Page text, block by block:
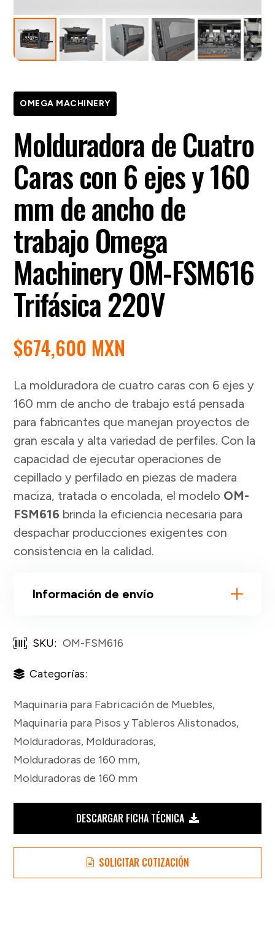
OMEGA MACHINERY
Molduradora de Cuatro
Caras con 6 ejes y 160
mm de ancho de
trabajo Omega
Machinery OM-FSM616
Trifásica 220V
$674,600 MXN
La molduradora de cuatro caras con 6 ejes y
160 mm de ancho de trabajo está pensada
para fabricantes que manejan proyectos de
gran escala y alta variedad de perfiles. Con la
capacidad de ejecutar operaciones de
cepillado y perfilado en piezas de madera
maciza, tratada o encolada, el modelo OM-
FSM616 brinda la eficiencia necesaria para
despachar producciones exigentes con
consistencia en la calidad.
Información de envío
SKU: OM-FSM616
Categorías:
Maquinaria para Fabricación de Muebles,
Maquinaria para Pisos y Tableros Alistonados,
Molduradoras, Molduradoras,
Molduradoras de 160 mm,
Molduradoras de 160 mm
DESCARGAR FICHA TÉCNICA
SOLICITAR COTIZACIÓN